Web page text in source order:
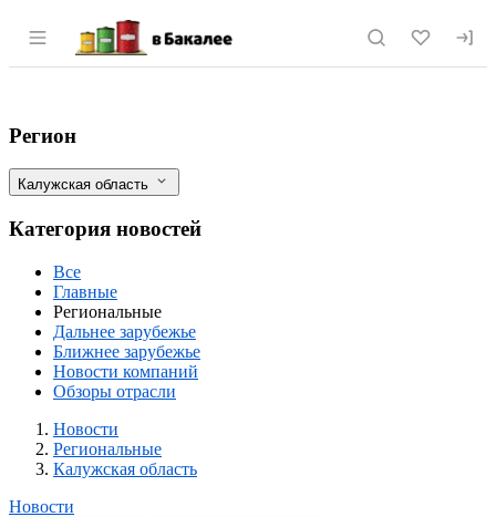
Раздел навигации по сайту vbakalee.ru
В Калуге планируют удвоить посевы
Фильтры
Регион
Калужская область
Категория новостей
Все
Главные
Региональные
Дальнее зарубежье
Ближнее зарубежье
Новости компаний
Обзоры отрасли
Новости
Разделы
Новости
Региональные
Калужская область
Новости